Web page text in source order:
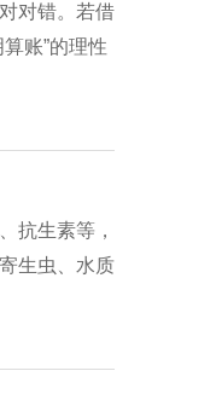
对错。若借
账”的理性
抗生素等，
生虫、水质